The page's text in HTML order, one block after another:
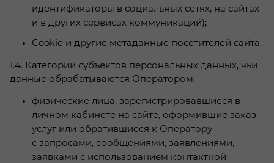
идентификаторы в социальных сетях, на сайтах
и в других сервисах коммуникаций);
Сookie и другие метаданные посетителей сайта.
1.4. Категории субъектов персональных данных, чьи
данные обрабатываются Оператором:
физические лица, зарегистрировавшиеся в
личном кабинете на сайте, оформившие заказ
услуг или обратившиеся к Оператору
с запросами, сообщениями, заявлениями,
заявками с использованием контактной